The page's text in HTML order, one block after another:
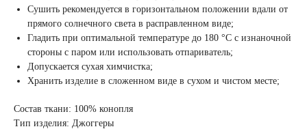
Сушить рекомендуется в горизонтальном положении вдали от
прямого солнечного света в расправленном виде;
Гладить при оптимальной температуре до 180 °C с изнаночной
стороны с паром или использовать отпариватель;
Допускается сухая химчистка;
Хранить изделие в сложенном виде в сухом и чистом месте;
Состав ткани: 100% конопля
Тип изделия: Джоггеры